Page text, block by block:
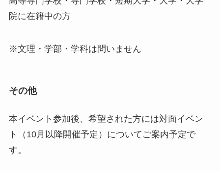
院に在籍中の方
※文理・学部・学科は問いません
その他
本イベント参加後、希望された方には対面イベン
ト（10月以降開催予定）についてご案内予定で
す。